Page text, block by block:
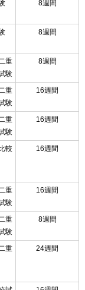
8週間
8週間
重
験
8週間
重
験
16週間
重
験
16週間
較
16週間
重
験
16週間
重
験
8週間
重
24週間